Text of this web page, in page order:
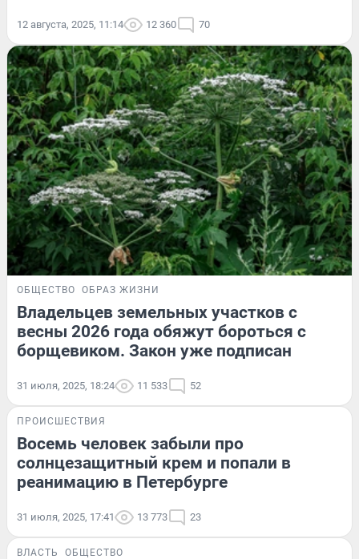
12 августа, 2025, 11:14 12 360 70
ОБЩЕСТВО ОБРАЗ ЖИЗНИ
Владельцев земельных участков с
весны 2026 года обяжут бороться с
борщевиком. Закон уже подписан
31 июля, 2025, 18:24 11 533 52
ПРОИСШЕСТВИЯ
Восемь человек забыли про
солнцезащитный крем и попали в
реанимацию в Петербурге
31 июля, 2025, 17:41 13 773 23
ВЛАСТЬ ОБЩЕСТВО